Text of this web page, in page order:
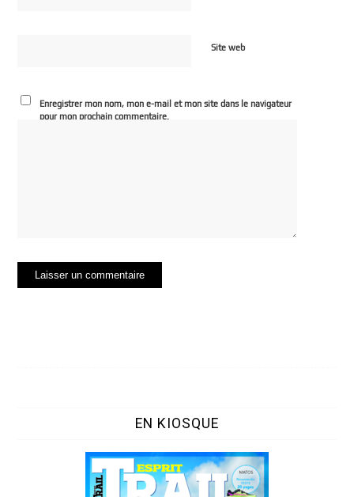
Site web
Enregistrer mon nom, mon e-mail et mon site dans le navigateur
pour mon prochain commentaire.
EN KIOSQUE